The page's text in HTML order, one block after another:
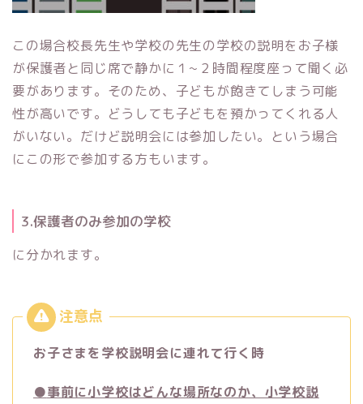
この場合校長先生や学校の先生の学校の説明をお子様
が保護者と同じ席で静かに１~２時間程度座って聞く必
要があります。そのため、子どもが飽きてしまう可能
性が高いです。どうしても子どもを預かってくれる人
がいない。だけど説明会には参加したい。という場合
にこの形で参加する方もいます。
3.保護者のみ参加の学校
に分かれます。
お子さまを学校説明会に連れて行く時
●事前に小学校はどんな場所なのか、小学校説